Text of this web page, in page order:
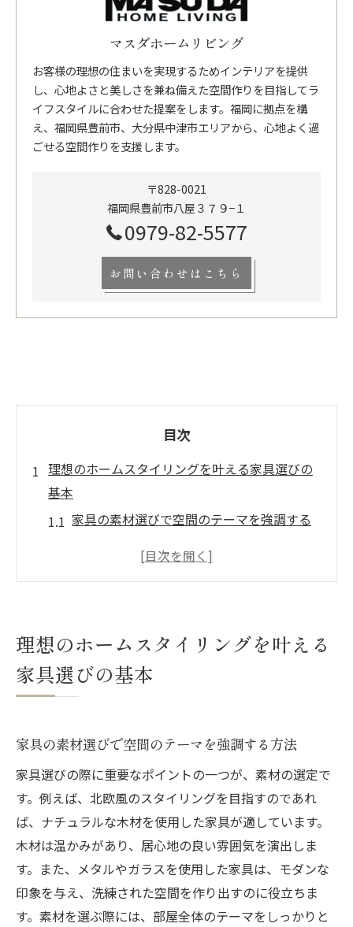
マスダホームリビング
お客様の理想の住まいを実現するためインテリアを提供
し、心地よさと美しさを兼ね備えた空間作りを目指してラ
イフスタイルに合わせた提案をします。福岡に拠点を構
え、福岡県豊前市、大分県中津市エリアから、心地よく過
ごせる空間作りを支援します。
〒828-0021
福岡県豊前市八屋３７９−１
0979-82-5577
お問い合わせはこちら
目次
理想のホームスタイリングを叶える家具選びの
基本
家具の素材選びで空間のテーマを強調する
サイズ感を見極める家具選びのポイント
長く使える家具を選ぶための耐久性チェッ
ク
エコを意識したサステイナブルな家具選び
動線を意識した家具の配置で快適な生活を
視覚的なバランスを考慮した配置方法
自然光を活かした家具配置の工夫
部屋の形状を活かす家具の配置例
生活動線に応じた家具の配置方法
インテリアアクセントとしての家具の役割
家具選びで生活の質を高める方法
理想のホームスタイリングを叶える
家具選びの基本
家具の素材選びで空間のテーマを強調する方法
家具選びの際に重要なポイントの一つが、素材の選定で
す。例えば、北欧風のスタイリングを目指すのであれ
ば、ナチュラルな木材を使用した家具が適しています。
木材は温かみがあり、居心地の良い雰囲気を演出しま
す。また、メタルやガラスを使用した家具は、モダンな
印象を与え、洗練された空間を作り出すのに役立ちま
す。素材を選ぶ際には、部屋全体のテーマをしっかりと